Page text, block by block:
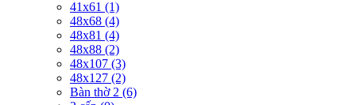
41x61 (1)
48x68 (4)
48x81 (4)
48x88 (2)
48x107 (3)
48x127 (2)
Bàn thờ 2 (6)